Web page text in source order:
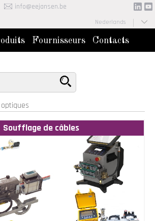
info@eejansen.be
Nederlands
Français
Fournisseurs Contacts
Soufflage de câbles